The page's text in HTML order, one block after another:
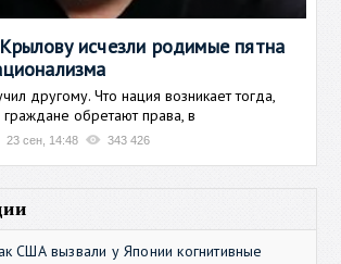
исчезли родимые пятна
другому. Что нация возникает тогда,
обретают права, в
23 сен, 14:48 343 426
США вызвали у Японии когнитивные